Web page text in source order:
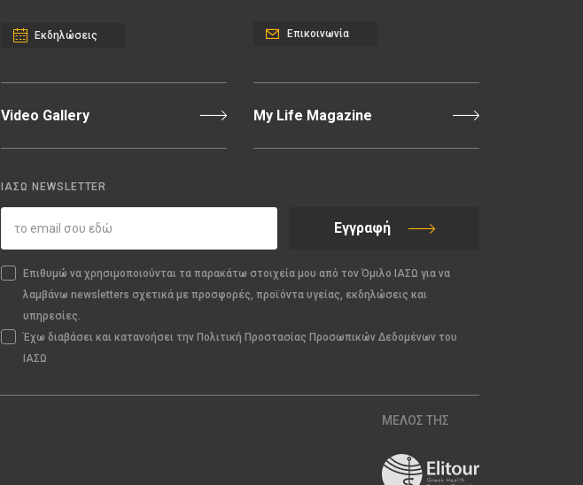
Εκδηλώσεις Επικοινωνία
Video Gallery My Life Magazine
ΙΑΣΩ NEWSLETTER
Εγγραφή
Επιθυμώ να χρησιμοποιούνται τα παρακάτω στοιχεία μου από τον Όμιλο ΙΑΣΩ για να
λαμβάνω newsletters σχετικά με προσφορές, προϊόντα υγείας, εκδηλώσεις και
υπηρεσίες.
Έχω διαβάσει και κατανοήσει την Πολιτική Προστασίας Προσωπικών Δεδομένων του
ΙΑΣΩ
ΜΕΛΟΣ ΤΗΣ